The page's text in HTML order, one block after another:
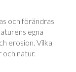
och förändras
egna
erosion. Vilka
natur.